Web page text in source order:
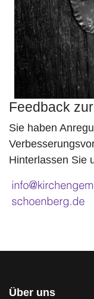
Feedback
Sie haben
Hinterlassen Sie
Über uns